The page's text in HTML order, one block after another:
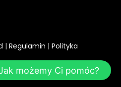
|Regulamin |Polityka
możemy Ci pomóc?